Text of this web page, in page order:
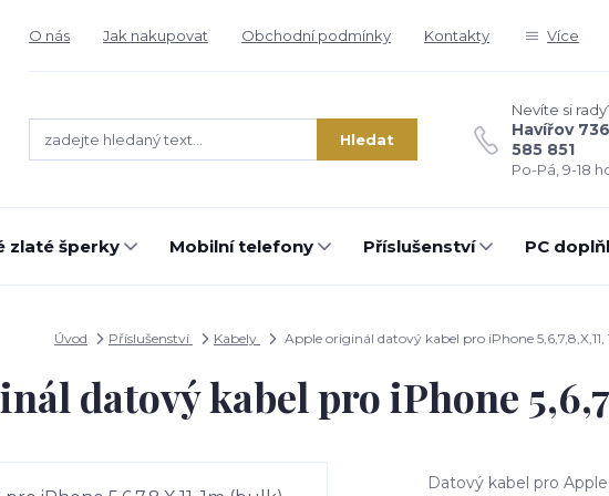
O nás Jak nakupovat Obchodní podmínky Kontakty Více
Hledat
Nevíte si
Havířov
585 851
Po-Pá, 9-18
zlaté šperky Mobilní telefony Příslušenství PC
Úvod Příslušenství Kabely Apple originál datový kabel pro iPhone
datový kabel pro iPhone
Datový kabel pro